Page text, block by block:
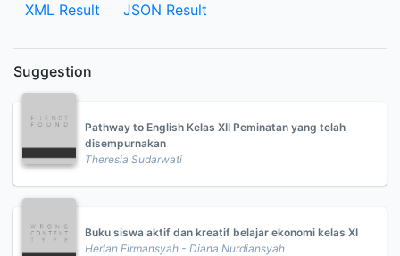
XML Result JSON Result
Suggestion
Pathway to English Kelas XII Peminatan yang telah
disempurnakan
Theresia Sudarwati
Buku siswa aktif dan kreatif belajar ekonomi kelas XI
Herlan Firmansyah - Diana Nurdiansyah